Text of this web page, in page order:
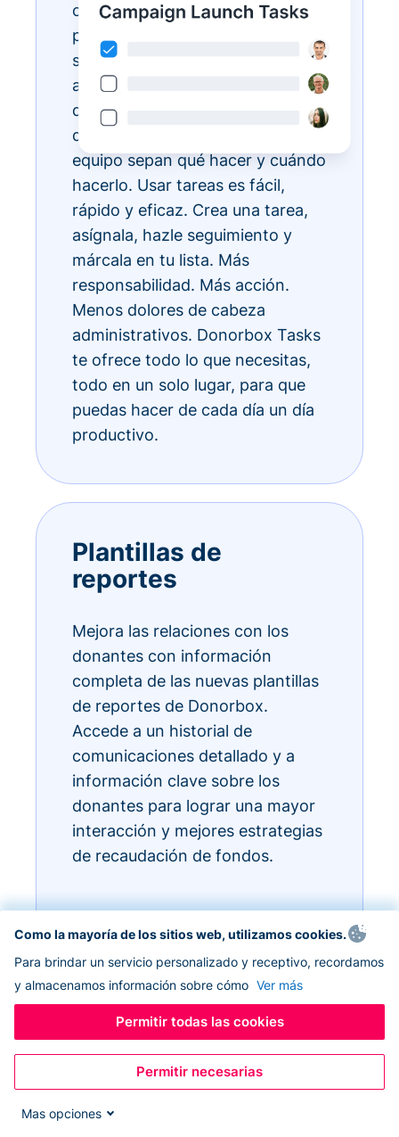
con Donorbox Tasks. Ahora
puedes organizar, priorizar y
simplificar todas tus tareas
administrativas diarias, todo
dentro del ecosistema CRM, para
que todos los miembros de tu
equipo sepan qué hacer y cuándo
hacerlo. Usar tareas es fácil,
rápido y eficaz. Crea una tarea,
asígnala, hazle seguimiento y
márcala en tu lista. Más
responsabilidad. Más acción.
Menos dolores de cabeza
administrativos. Donorbox Tasks
te ofrece todo lo que necesitas,
todo en un solo lugar, para que
puedas hacer de cada día un día
productivo.
Plantillas de
reportes
Mejora las relaciones con los
donantes con información
completa de las nuevas plantillas
de reportes de Donorbox.
Accede a un historial de
comunicaciones detallado y a
información clave sobre los
donantes para lograr una mayor
interacción y mejores estrategias
de recaudación de fondos.
Como la mayoría de los sitios web, utilizamos cookies.
Para brindar un servicio personalizado y receptivo, recordamos
y almacenamos información sobre cómo Ver más
Permitir todas las cookies
Permitir necesarias
Mas opciones